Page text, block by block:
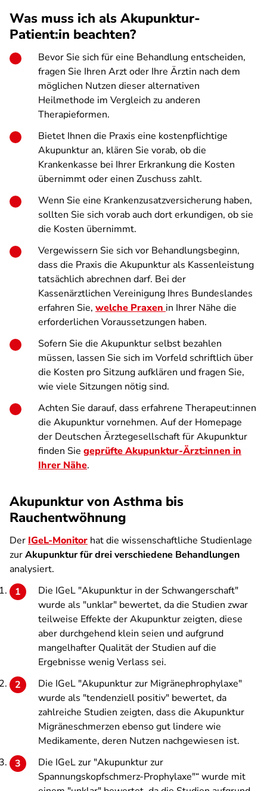
Was muss ich als Akupunktur-
Patient:in beachten?
Bevor Sie sich für eine Behandlung entscheiden,
fragen Sie Ihren Arzt oder Ihre Ärztin nach dem
möglichen Nutzen dieser alternativen
Heilmethode im Vergleich zu anderen
Therapieformen.
Bietet Ihnen die Praxis eine kostenpflichtige
Akupunktur an, klären Sie vorab, ob die
Krankenkasse bei Ihrer Erkrankung die Kosten
übernimmt oder einen Zuschuss zahlt.
Wenn Sie eine Krankenzusatzversicherung haben,
sollten Sie sich vorab auch dort erkundigen, ob sie
die Kosten übernimmt.
Vergewissern Sie sich vor Behandlungsbeginn,
dass die Praxis die Akupunktur als Kassenleistung
tatsächlich abrechnen darf. Bei der
Kassenärztlichen Vereinigung Ihres Bundeslandes
erfahren Sie, welche Praxen in Ihrer Nähe die
erforderlichen Voraussetzungen haben.
Sofern Sie die Akupunktur selbst bezahlen
müssen, lassen Sie sich im Vorfeld schriftlich über
die Kosten pro Sitzung aufklären und fragen Sie,
wie viele Sitzungen nötig sind.
Achten Sie darauf, dass erfahrene Therapeut:innen
die Akupunktur vornehmen. Auf der Homepage
der Deutschen Ärztegesellschaft für Akupunktur
finden Sie geprüfte Akupunktur-Ärzt:innen in
Ihrer Nähe.
Akupunktur von Asthma bis
Rauchentwöhnung
Der IGeL-Monitor hat die wissenschaftliche Studienlage
zurAkupunktur für drei verschiedene Behandlungen
analysiert.
Die IGeL "Akupunktur in der Schwangerschaft"
wurde als "unklar" bewertet, da die Studien zwar
teilweise Effekte der Akupunktur zeigten, diese
aber durchgehend klein seien und aufgrund
mangelhafter Qualität der Studien auf die
Ergebnisse wenig Verlass sei.
Die IGeL "Akupunktur zur Migränephrophylaxe"
wurde als "tendenziell positiv" bewertet, da
zahlreiche Studien zeigten, dass die Akupunktur
Migräneschmerzen ebenso gut lindere wie
Medikamente, deren Nutzen nachgewiesen ist.
Die IGeL zur "Akupunktur zur
Spannungskopfschmerz-Prophylaxe"“ wurde mit